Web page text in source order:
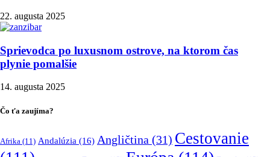
22. augusta 2025
Sprievodca po luxusnom ostrove, na ktorom čas
plynie pomalšie
14. augusta 2025
Čo ťa zaujíma?
Afrika (11) Andalúzia (16) Angličtina (31) Cestovanie